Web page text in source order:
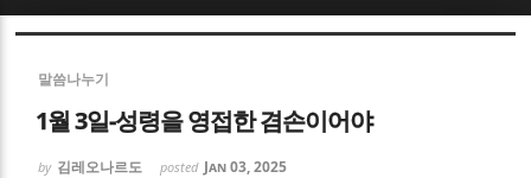
말씀나누기
1월 3일-성령을 영접한 겸손이어야
by 김레오나르도 posted Jan 03, 2025
Sketchbook5, 스케치북5
Sketchbook5, 스케치북5